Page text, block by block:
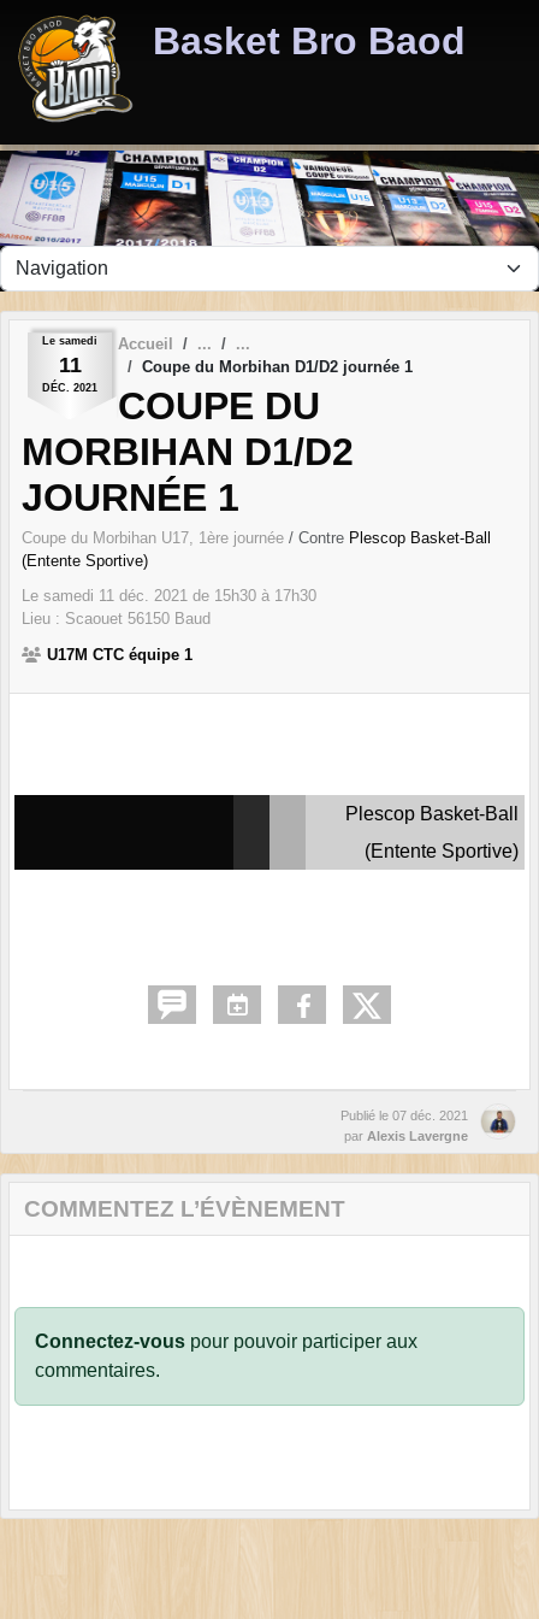
Basket Bro Baod
Le samedi
11
DÉC. 2021
Accueil
Coupe du Morbihan D1/D2 journée 1
COUPE DU
MORBIHAN D1/D2
JOURNÉE 1
Coupe du Morbihan U17, 1ère journée / Contre Plescop Basket-Ball
(Entente Sportive)
Le samedi 11 déc. 2021 de 15h30 à 17h30
Lieu : Scaouet 56150 Baud
U17M CTC équipe 1
Plescop Basket-Ball
(Entente Sportive)
Publié le 07 déc. 2021
par Alexis Lavergne
COMMENTEZ L’ÉVÈNEMENT
Connectez-vous pour pouvoir participer aux
commentaires.
Panneau de gestion des cookies